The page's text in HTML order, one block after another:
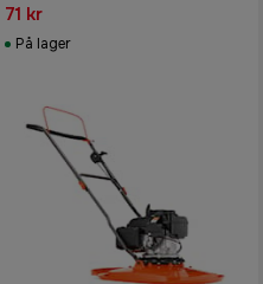
71 kr
På lager